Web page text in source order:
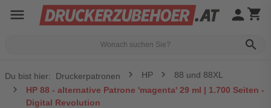
menu
search
person shopping_cart
Du bist hier: Druckerpatronen HP
88 und 88XL
HP 88 - alternative Patrone 'magenta' 29 ml | 1.700 Seiten -
Digital Revolution